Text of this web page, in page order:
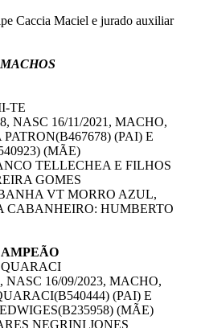
Caccia Maciel e jurado auxiliar
TE
NASC 16/11/2021, MACHO,
(PAI) E
(MÃE)
TELLECHEA E FILHOS
GOMES
VT MORRO AZUL,
CABANHEIRO: HUMBERTO
QUARACI
NASC 16/09/2023, MACHO,
(PAI) E
(MÃE)
NEGRINI JONES